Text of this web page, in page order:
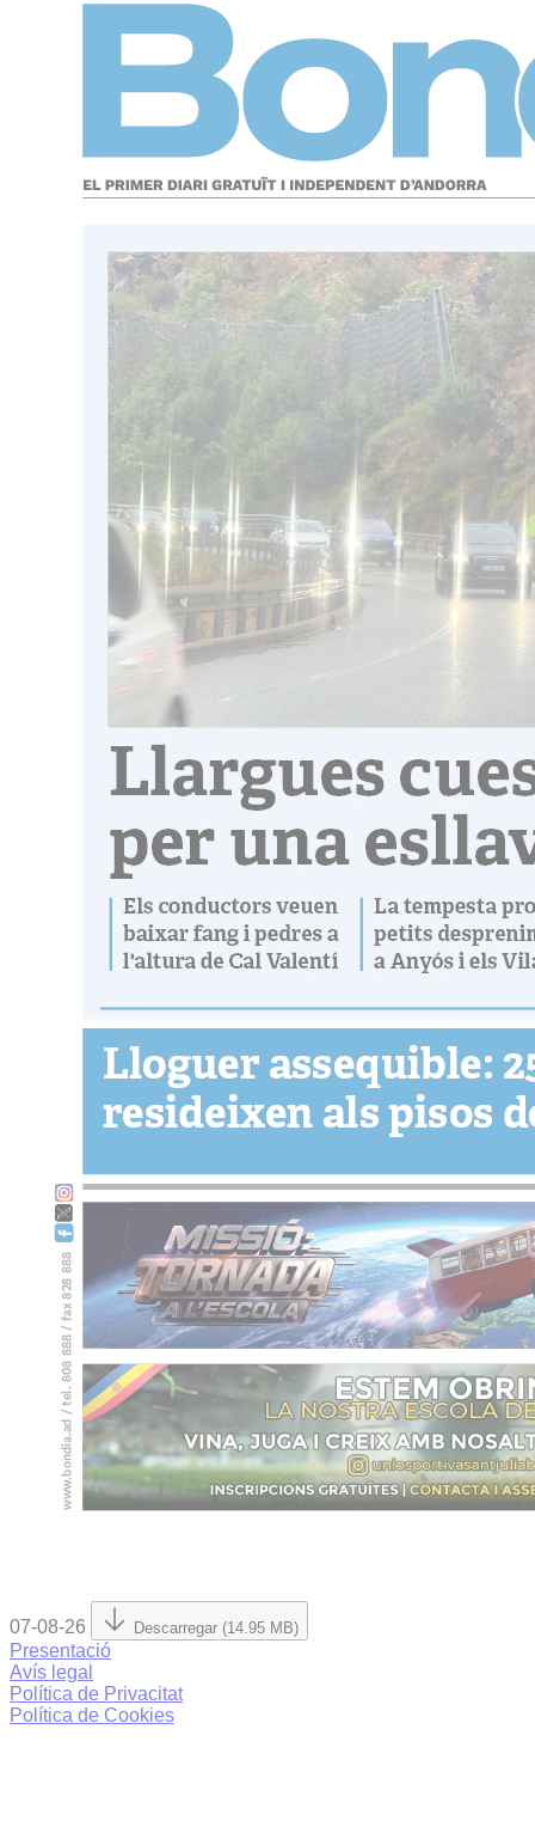
07-08-26 Descarregar (14.95 MB)
Presentació
Avís legal
Política de Privacitat
Política de Cookies